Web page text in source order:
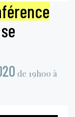
de 19h00 à